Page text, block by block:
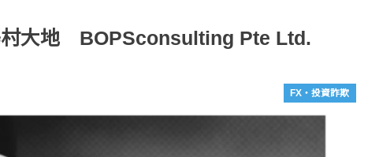
大地 BOPSconsulting Pte Ltd.
FX・投資詐欺